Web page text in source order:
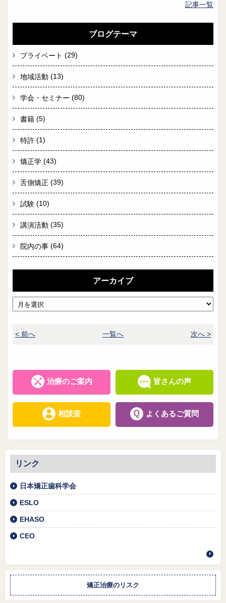
記事一覧
ブログテーマ
プライベート (29)
地域活動 (13)
学会・セミナー (80)
書籍 (5)
特許 (1)
矯正学 (43)
舌側矯正 (39)
試験 (10)
講演活動 (35)
院内の事 (64)
アーカイブ
< 前へ 一覧へ 次へ >
治療のご案内 皆さんの声
相談室 よくあるご質問
リンク
日本矯正歯科学会
ESLO
EHASO
CEO
矯正治療のリスク